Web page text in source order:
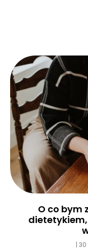
O co bym
30